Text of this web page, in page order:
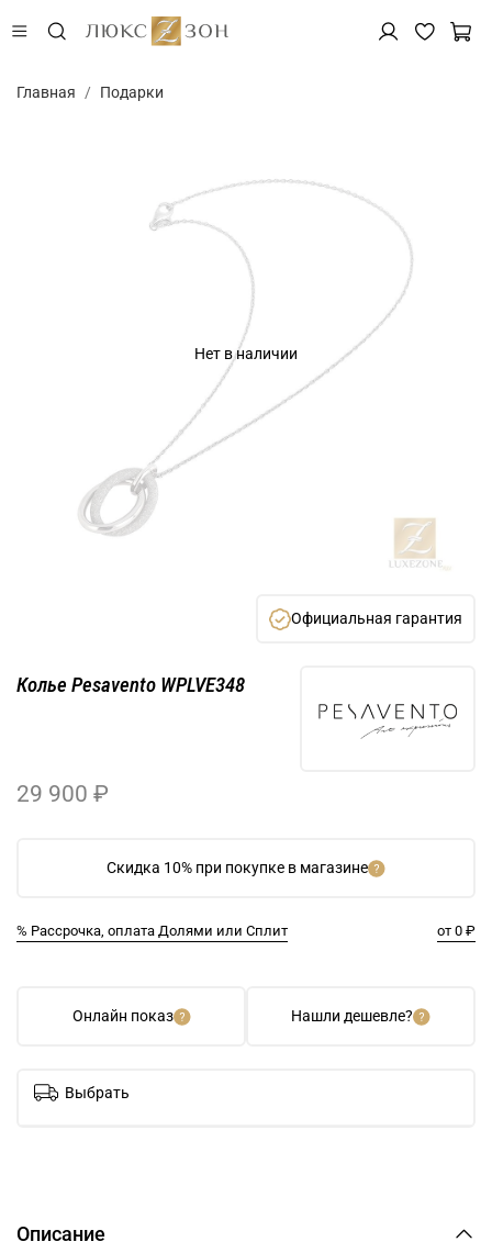
Главная Подарки
Нет в наличии
Официальная гарантия
Скидка 10% при покупке в магазине
% Рассрочка, оплата Долями или Сплит от 0 ₽
Колье Pesavento WPLVE348
29 900 ₽
Онлайн показ Нашли дешевле?
Выбрать
Описание